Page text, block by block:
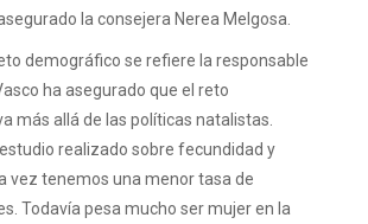
la consejera Nerea Melgosa.
demográfico se refiere la responsable
ha asegurado que el reto
más allá de las políticas natalistas.
realizado sobre fecundidad y
vez tenemos una menor tasa de
Todavía pesa mucho ser mujer en la